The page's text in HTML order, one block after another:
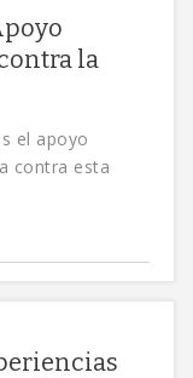
la
el apoyo
contra esta